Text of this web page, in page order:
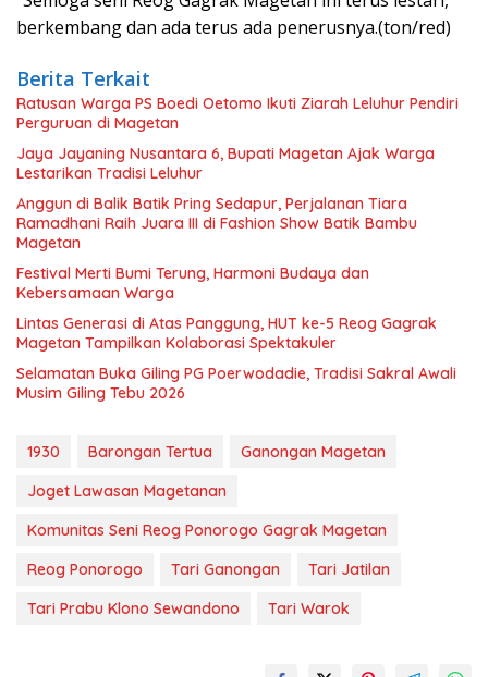
berkembang dan ada terus ada penerusnya.(ton/red)
Berita Terkait
Ratusan Warga PS Boedi Oetomo Ikuti Ziarah Leluhur Pendiri
Perguruan di Magetan
Jaya Jayaning Nusantara 6, Bupati Magetan Ajak Warga
Lestarikan Tradisi Leluhur
Anggun di Balik Batik Pring Sedapur, Perjalanan Tiara
Ramadhani Raih Juara III di Fashion Show Batik Bambu
Magetan
Festival Merti Bumi Terung, Harmoni Budaya dan
Kebersamaan Warga
Lintas Generasi di Atas Panggung, HUT ke-5 Reog Gagrak
Magetan Tampilkan Kolaborasi Spektakuler
Selamatan Buka Giling PG Poerwodadie, Tradisi Sakral Awali
Musim Giling Tebu 2026
1930 Barongan Tertua
Ganongan Magetan
Joget Lawasan Magetanan
Komunitas Seni Reog Ponorogo Gagrak Magetan
Reog Ponorogo
Tari Ganongan
Tari Jatilan
Tari Prabu Klono Sewandono
Tari Warok